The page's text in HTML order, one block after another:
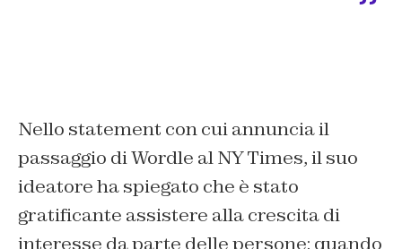
Nello statement con cui annuncia il
passaggio di Wordle al NY Times, il suo
ideatore ha spiegato che è stato
gratificante assistere alla crescita di
interesse da parte delle persone: quando